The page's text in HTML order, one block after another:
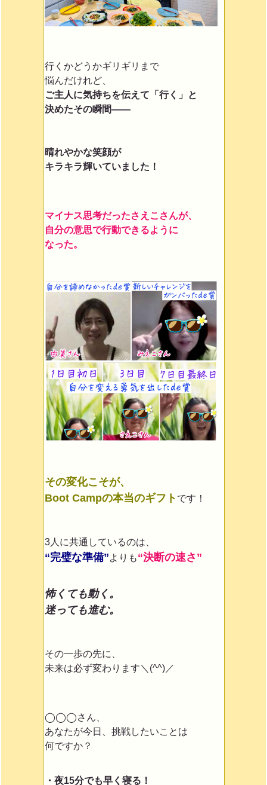
行くかどうかギリギリまで
悩んだけれど、
ご主人に気持ちを伝えて「行く」と
決めたその瞬間——
晴れやかな笑顔が
キラキラ輝いていました！
マイナス思考だったさえこさんが、
自分の意思で行動できるように
なった。
その変化こそが、
Boot Campの本当のギフト です！
3人に共通しているのは、
“完璧な準備”よりも“決断の速さ”
怖くても動く。
迷っても進む。
その一歩の先に、
未来は必ず変わります＼(^^)／
◯◯◯さん、
あなたが今日、挑戦したいことは
何ですか？
・夜15分でも早く寝る！